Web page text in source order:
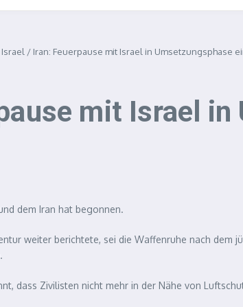
Israel / Iran: Feuerpause mit Israel in Umsetzungsphase
mit Israel
dem Iran hat begonnen.
weiter berichtete, sei die Waffenruhe nach
dass Zivilisten nicht mehr in der Nähe von